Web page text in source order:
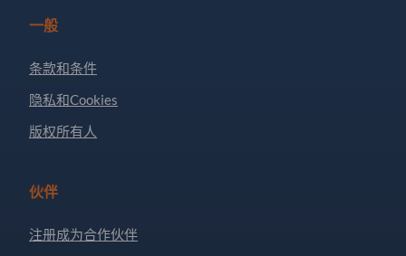
一般
条款和条件
隐私和Cookies
版权所有人
伙伴
注册成为合作伙伴